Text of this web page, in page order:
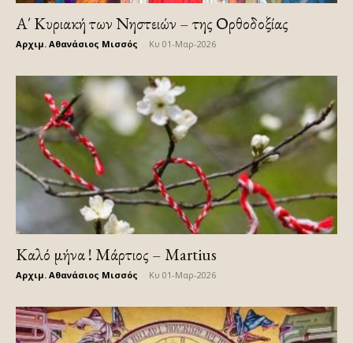
Α΄ Κυριακή των Νηστειών – της Ορθοδοξίας
Αρχιμ. Αθανάσιος Μισσός Κυ 01-Μαρ-2026
Καλό μήνα ! Μάρτιος – Martius
Αρχιμ. Αθανάσιος Μισσός Κυ 01-Μαρ-2026